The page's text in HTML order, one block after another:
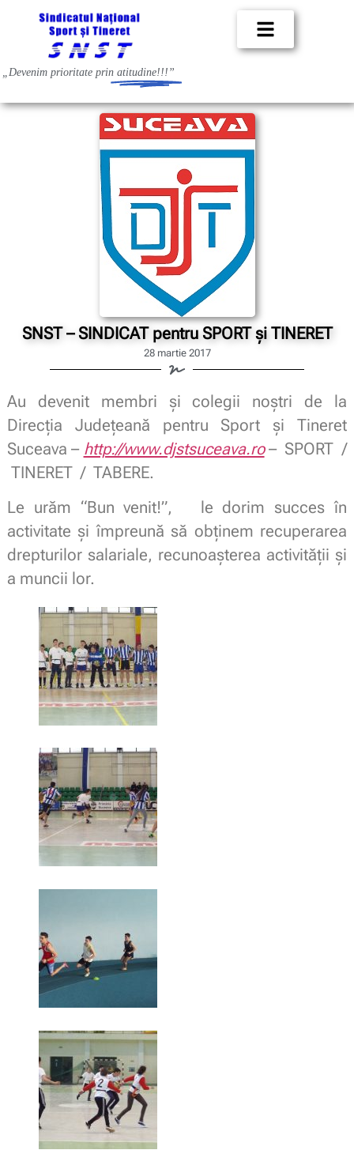
„Devenim prioritate prin atitudine!!!”
SNST – SINDICAT pentru SPORT şi TINERET
28 martie 2017
Au devenit membri şi colegii noştri de la
Direcţia Judeţeană pentru Sport şi Tineret
Suceava – http://www.djstsuceava.ro– SPORT /
TINERET / TABERE.
Le urăm “Bun venit!”, le dorim succes în
activitate şi împreună să obţinem recuperarea
drepturilor salariale, recunoaşterea activităţii şi
a muncii lor.